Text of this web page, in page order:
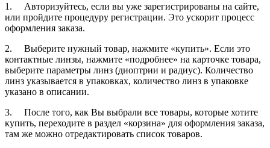
1. Авторизуйтесь, если вы уже зарегистрированы на сайте,
или пройдите процедуру регистрации. Это ускорит процесс
оформления заказа.
2. Выберите нужный товар, нажмите «купить». Если это
контактные линзы, нажмите «подробнее» на карточке товара,
выберите параметры линз (диоптрии и радиус). Количество
линз указывается в упаковках, количество линз в упаковке
указано в описании.
3. После того, как Вы выбрали все товары, которые хотите
купить, переходите в раздел «корзина» для оформления заказа,
там же можно отредактировать список товаров.